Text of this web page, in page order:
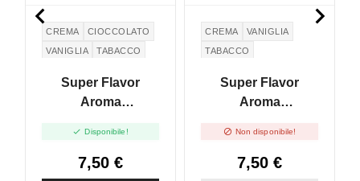
CREMA
CIOCCOLATO
VANIGLIA
TABACCO
Super Flavor
Aroma
Chocolate - 10ml
 Disponibile!
7,50 €
CREMA
VANIGLIA
TABACCO
CREMA PASTICCERA
Super Flavor
Aroma
Pistacchio - 10ml
 Non disponibile!
7,50 €
 